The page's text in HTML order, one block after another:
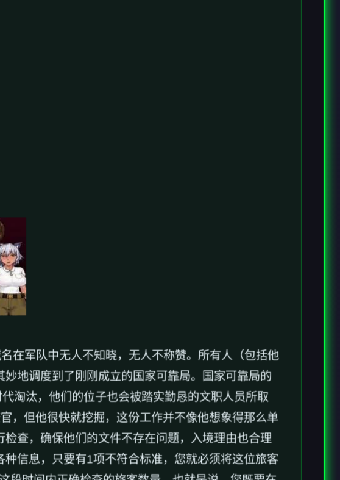
在军队中无人不知晓，无人不称赞。所有人（包括他
地调度到了刚刚成立的国家可靠局。国家可靠局的
淘汰，他们的位子也会被踏实勤恳的文职人员所取
，但他很快就挖掘，这份工作并不像他想象得那么单
查，确保他们的文件不存在问题，入境理由也合理
信息，只要有1项不符合标准，您就必须将这位旅客